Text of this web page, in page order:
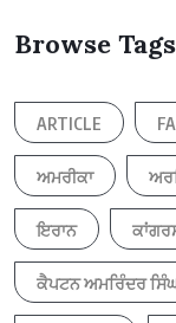
Browse Tags
ARTICLE
ਅਮਰੀਕਾ
ਇਰਾਨ
ਕੈਪਟਨ ਅਮਰਿੰਦਰ